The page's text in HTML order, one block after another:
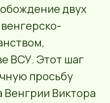
двух
ВСУ. Этот шаг
просьбу
Виктора